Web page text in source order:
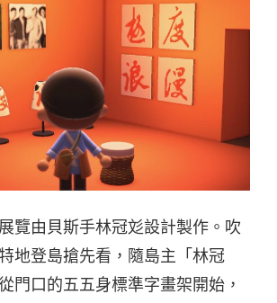
覽由貝斯手林冠彣設計製作。吹
地登島搶先看，隨島主「林冠
門口的五五身標準字畫架開始，